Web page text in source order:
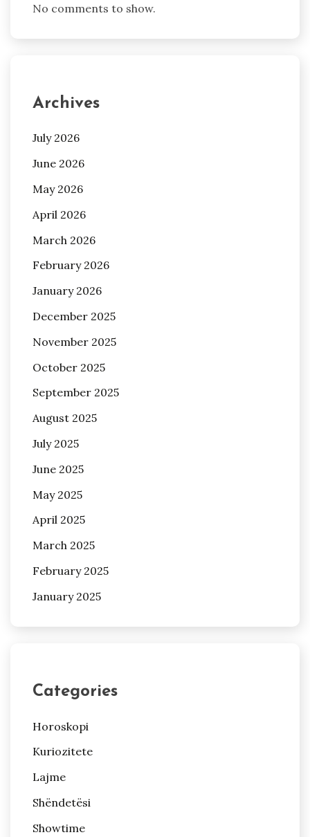
No comments to show.
Archives
July 2026
June 2026
May 2026
April 2026
March 2026
February 2026
January 2026
December 2025
November 2025
October 2025
September 2025
August 2025
July 2025
June 2025
May 2025
April 2025
March 2025
February 2025
January 2025
Categories
Horoskopi
Kuriozitete
Lajme
Shëndetësi
Showtime